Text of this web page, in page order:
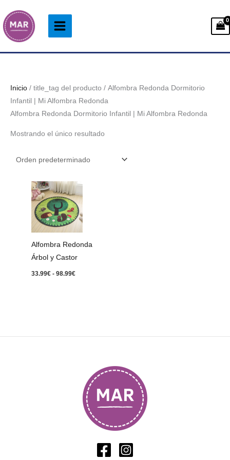
al
contenido
Inicio / title_tag del producto / Alfombra Redonda Dormitorio
Infantil | Mi Alfombra Redonda
Alfombra Redonda Dormitorio Infantil | Mi Alfombra Redonda
Mostrando el único resultado
Alfombra Redonda
Árbol y Castor
33.99€ - 98.99€
Rango
de
precios:
desde
33.99€
hasta
98.99€